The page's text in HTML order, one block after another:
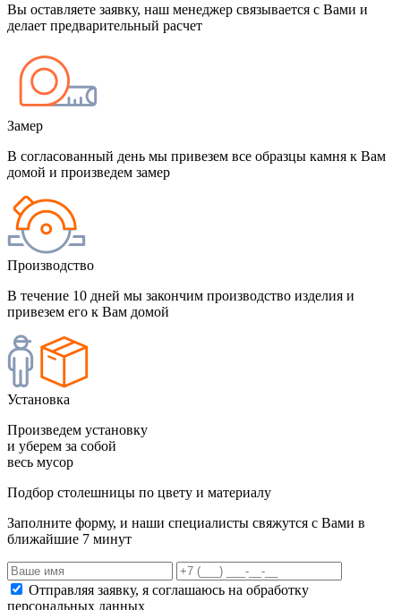
Вы оставляете заявку, наш менеджер связывается с Вами и
делает предварительный расчет
Замер
В согласованный день мы привезем все образцы камня к Вам
домой и произведем замер
Производство
В течение 10 дней мы закончим производство изделия и
привезем его к Вам домой
Установка
Произведем установку
и уберем за собой
весь мусор
Подбор столешницы по цвету и материалу
Заполните форму, и наши специалисты свяжутся с Вами в
ближайшие 7 минут
Отправляя заявку, я соглашаюсь на обработку
персональных данных